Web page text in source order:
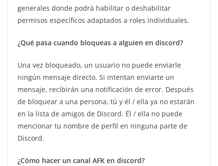
generales donde podrá habilitar o deshabilitar
permisos específicos adaptados a roles individuales.
¿Qué pasa cuando bloqueas a alguien en discord?
Una vez bloqueado, un usuario no puede enviarle
ningún mensaje directo. Si intentan enviarte un
mensaje, recibirán una notificación de error. Después
de bloquear a una persona, tú y él / ella ya no estarán
en la lista de amigos de Discord. Él / ella no puede
mencionar tu nombre de perfil en ninguna parte de
Discord.
¿Cómo hacer un canal AFK en discord?